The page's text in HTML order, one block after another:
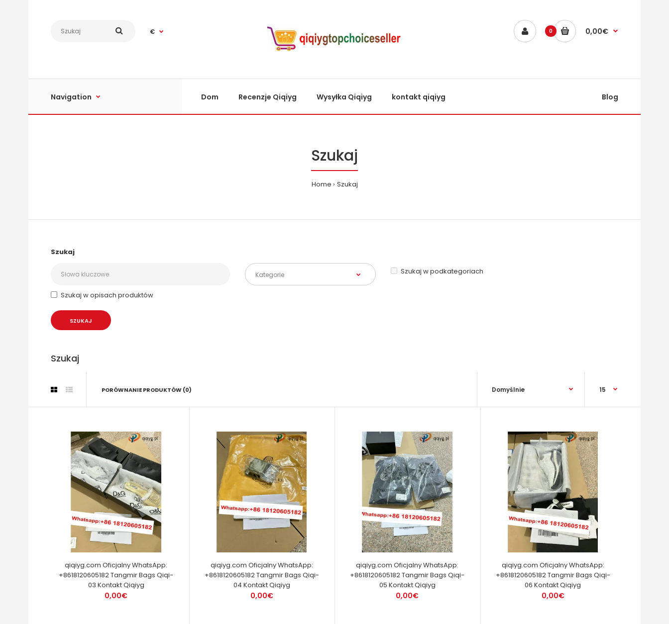
€ 0 0,00€
Navigation Dom Recenzje Qiqiyg Wysyłka Qiqiyg kontakt qiqiyg Blog
Szukaj
Home Szukaj
Szukaj
Szukaj w podkategoriach
Szukaj w opisach produktów
Szukaj
PORÓWNANIE PRODUKTÓW (0)
qiqiyg.com Oficjalny WhatsApp:
+8618120605182 Tangmir Bags Qiqi-
03 Kontakt Qiqiyg
0,00€
qiqiyg.com Oficjalny WhatsApp:
+8618120605182 Tangmir Bags Qiqi-
04 Kontakt Qiqiyg
0,00€
qiqiyg.com Oficjalny WhatsApp:
+8618120605182 Tangmir Bags Qiqi-
05 Kontakt Qiqiyg
0,00€
qiqiyg.com Oficjalny WhatsApp:
+8618120605182 Tangmir Bags Qiqi-
06 Kontakt Qiqiyg
0,00€